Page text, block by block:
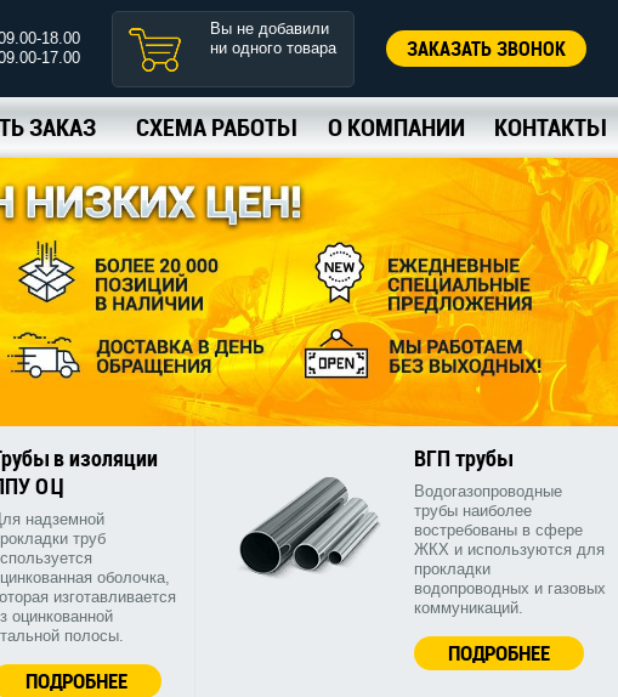
18.00
17.00
Вы не добавили
ни одного товара
ЗАКАЗАТЬ ЗВОНОК
ЗАКАЗ СХЕМА РАБОТЫ О КОМПАНИИ КОНТАКТЫ
в изоляции
ОЦ
надземной
труб
оболочка,
изготавливается
оцинкованной
полосы.
ПОДРОБНЕЕ
ВГП трубы
Водогазопроводные
трубы наиболее
востребованы в сфере
ЖКХ и используются для
прокладки
водопроводных и газовых
коммуникаций.
ПОДРОБНЕЕ